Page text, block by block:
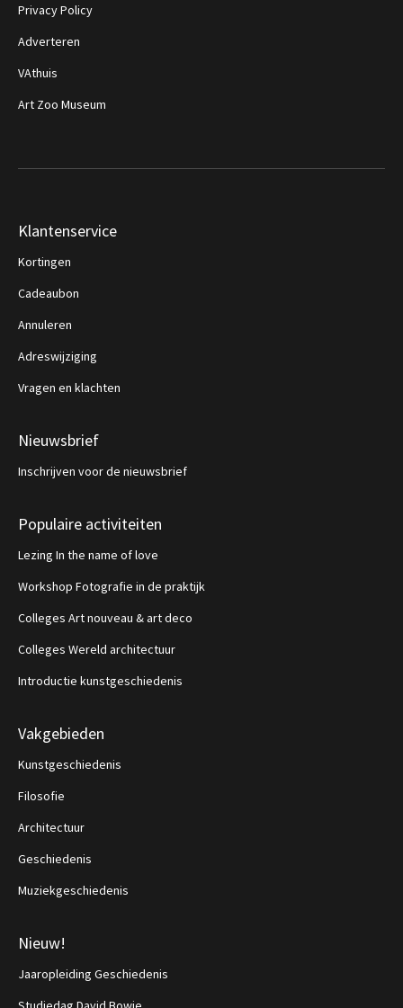
Privacy Policy
Adverteren
VAthuis
Art Zoo Museum
Klantenservice
Kortingen
Cadeaubon
Annuleren
Adreswijziging
Vragen en klachten
Nieuwsbrief
Inschrijven voor de nieuwsbrief
Populaire activiteiten
Lezing In the name of love
Workshop Fotografie in de praktijk
Colleges Art nouveau & art deco
Colleges Wereld architectuur
Introductie kunstgeschiedenis
Vakgebieden
Kunstgeschiedenis
Filosofie
Architectuur
Geschiedenis
Muziekgeschiedenis
Nieuw!
Jaaropleiding Geschiedenis